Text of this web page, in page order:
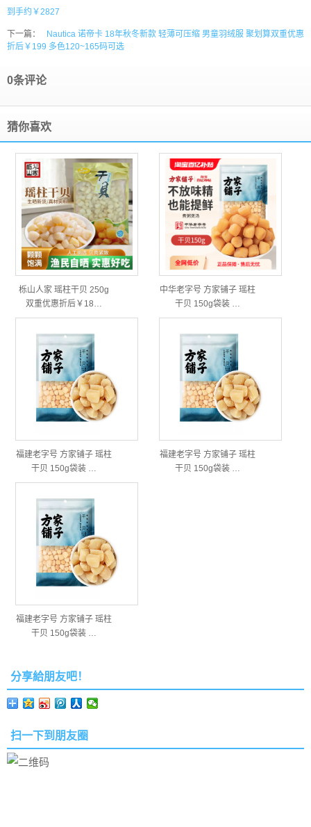
到手约￥2827
下一篇：
Nautica 诺帝卡 18年秋冬新款 轻薄可压缩 男童羽绒服 聚划算双重优惠
折后￥199 多色120~165码可选
0条评论
猜你喜欢
栎山人家 瑶柱干贝 250g
双重优惠折后￥18…
中华老字号 方家铺子 瑶柱
干贝 150g袋装 …
福建老字号 方家铺子 瑶柱
干贝 150g袋装 …
福建老字号 方家铺子 瑶柱
干贝 150g袋装 …
福建老字号 方家铺子 瑶柱
干贝 150g袋装 …
分享給朋友吧！
扫一下到朋友圈